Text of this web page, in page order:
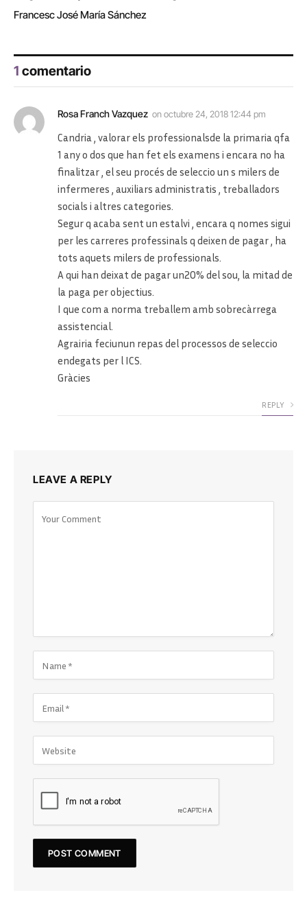
Francesc José María Sánchez
1 comentario
Rosa Franch Vazquez onoctubre 24, 2018 12:44 pm
Candria , valorar els professionalsde la primaria qfa
1 any o dos que han fet els examens i encara no ha
finalitzar , el seu procés de seleccio un s milers de
infermeres , auxiliars administratis , treballadors
socials i altres categories.
Segur q acaba sent un estalvi , encara q nomes sigui
per les carreres professinals q deixen de pagar , ha
tots aquets milers de professionals.
A qui han deixat de pagar un20% del sou, la mitad de
la paga per objectius.
I que com a norma treballem amb sobrecàrrega
assistencial.
Agrairia feciunun repas del processos de seleccio
endegats per l ICS.
Gràcies
REPLY
LEAVE A REPLY